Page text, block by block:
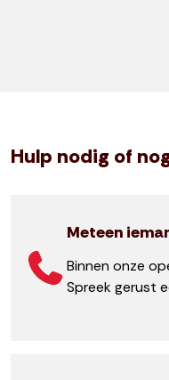
Hulp nodig of
Meteen
Binnen onze
Spreek gerust